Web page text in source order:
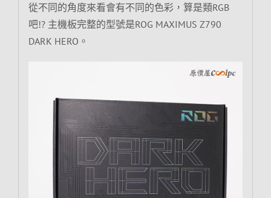
從不同的角度來看會有不同的色彩，算是類RGB
吧!? 主機板完整的型號是ROG MAXIMUS Z790
DARK HERO。